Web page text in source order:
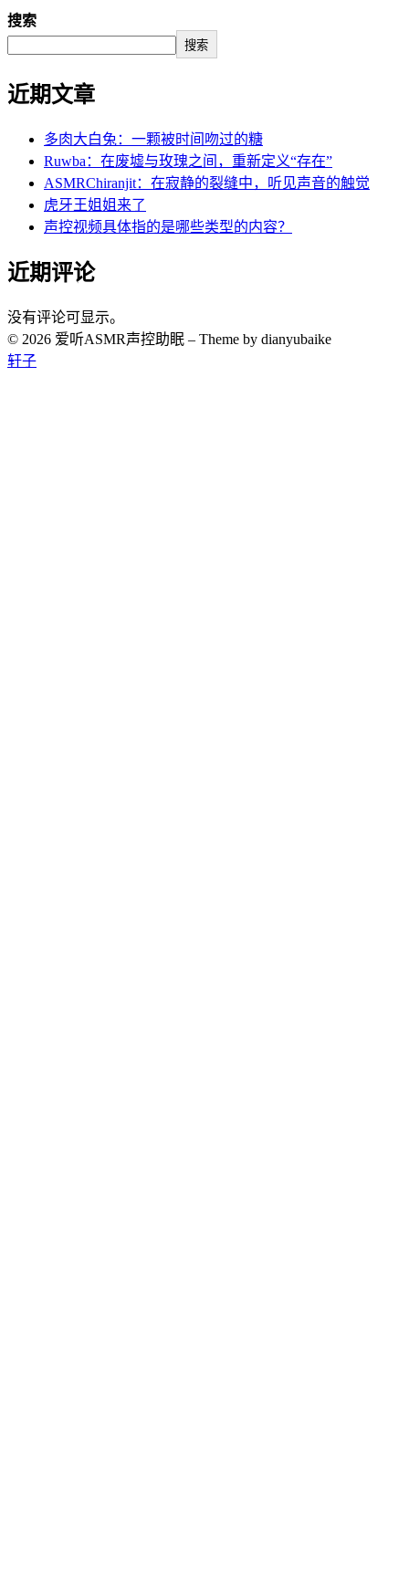
搜索
搜索
近期文章
多肉大白兔：一颗被时间吻过的糖
Ruwba：在废墟与玫瑰之间，重新定义“存在”
ASMRChiranjit：在寂静的裂缝中，听见声音的触觉
虎牙王姐姐来了
声控视频具体指的是哪些类型的内容？
近期评论
没有评论可显示。
© 2026 爱听ASMR声控助眠 – Theme by dianyubaike
轩子